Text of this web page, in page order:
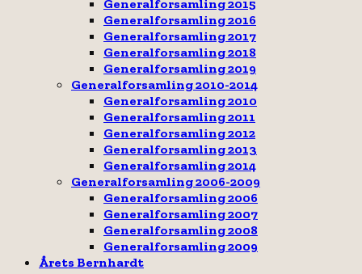
Generalforsamling 2015
Generalforsamling 2016
Generalforsamling 2017
Generalforsamling 2018
Generalforsamling 2019
Generalforsamling 2010-2014
Generalforsamling 2010
Generalforsamling 2011
Generalforsamling 2012
Generalforsamling 2013
Generalforsamling 2014
Generalforsamling 2006-2009
Generalforsamling 2006
Generalforsamling 2007
Generalforsamling 2008
Generalforsamling 2009
Årets Bernhardt